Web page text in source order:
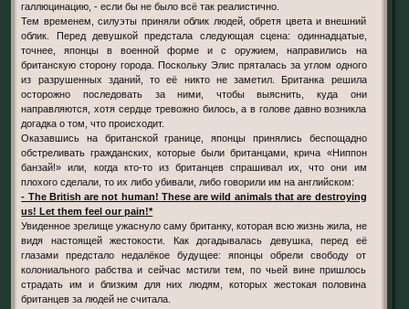
галлюцинацию, - если бы не было всё так реалистично.
Тем временем, силуэты приняли облик людей, обретя цвета и внешний
облик. Перед девушкой предстала следующая сцена: одиннадцатые,
точнее, японцы в военной форме и с оружием, направились на
британскую сторону города. Поскольку Элис пряталась за углом одного
из разрушенных зданий, то её никто не заметил. Британка решила
осторожно последовать за ними, чтобы выяснить, куда они
направляются, хотя сердце тревожно билось, а в голове давно возникла
догадка о том, что происходит.
Оказавшись на британской границе, японцы принялись беспощадно
обстреливать гражданских, которые были британцами, крича «Ниппон
банзай!» или, когда кто-то из британцев спрашивал их, что они им
плохого сделали, то их либо убивали, либо говорили им на английском:
- The British are not human! These are wild animals that are destroying
us! Let them feel our pain!*
Увиденное зрелище ужаснуло саму британку, которая всю жизнь жила, не
видя настоящей жестокости. Как догадывалась девушка, перед её
глазами предстало недалёкое будущее: японцы обрели свободу от
колониального рабства и сейчас мстили тем, по чьей вине пришлось
страдать им и близким для них людям, которых жестокая половина
британцев за людей не считала.